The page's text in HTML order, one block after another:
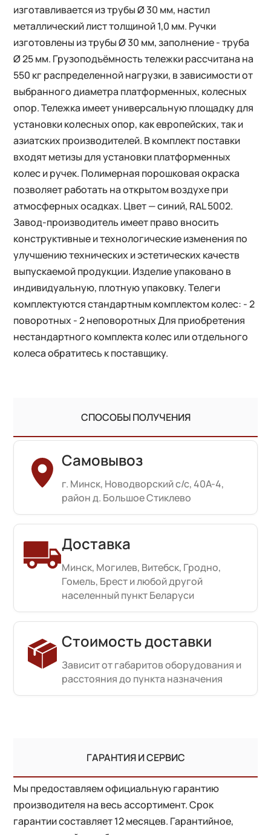
изготавливается из трубы Ø 30 мм, настил
металлический лист толщиной 1,0 мм. Ручки
изготовлены из трубы Ø 30 мм, заполнение - труба
Ø 25 мм. Грузоподъёмность тележки рассчитана на
550 кг распределенной нагрузки, в зависимости от
выбранного диаметра платформенных, колесных
опор. Тележка имеет универсальную площадку для
установки колесных опор, как европейских, так и
азиатских производителей. В комплект поставки
входят метизы для установки платформенных
колес и ручек. Полимерная порошковая окраска
позволяет работать на открытом воздухе при
атмосферных осадках. Цвет — синий, RAL 5002.
Завод-производитель имеет право вносить
конструктивные и технологические изменения по
улучшению технических и эстетических качеств
выпускаемой продукции. Изделие упаковано в
индивидуальную, плотную упаковку. Телеги
комплектуются стандартным комплектом колес: - 2
поворотных - 2 неповоротных Для приобретения
нестандартного комплекта колес или отдельного
колеса обратитесь к поставщику.
СПОСОБЫ ПОЛУЧЕНИЯ
Самовывоз
г. Минск, Новодворский с/с, 40А-4,
район д. Большое Стиклево
Доставка
Минск, Могилев, Витебск, Гродно,
Гомель, Брест и любой другой
населенный пункт Беларуси
Стоимость доставки
Зависит от габаритов оборудования и
расстояния до пункта назначения
ГАРАНТИЯ И СЕРВИС
Мы предоставляем официальную гарантию
производителя на весь ассортимент. Срок
гарантии составляет 12 месяцев. Гарантийное,